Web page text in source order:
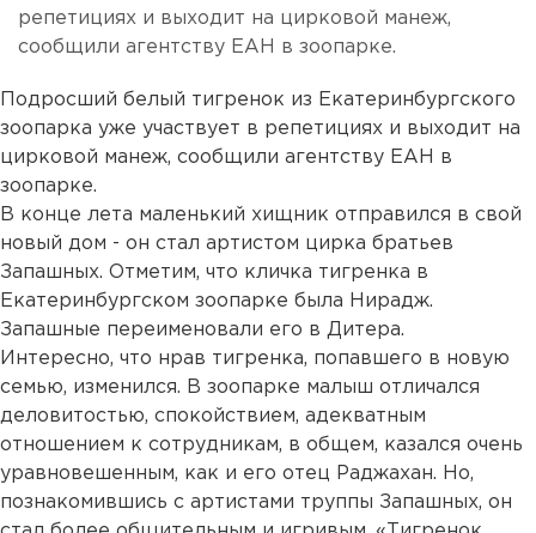
репетициях и выходит на цирковой манеж,
сообщили агентству ЕАН в зоопарке.
Подросший белый тигренок из Екатеринбургского
зоопарка уже участвует в репетициях и выходит на
цирковой манеж, сообщили агентству ЕАН в
зоопарке.
В конце лета маленький хищник отправился в свой
новый дом - он стал артистом цирка братьев
Запашных. Отметим, что кличка тигренка в
Екатеринбургском зоопарке была Нирадж.
Запашные переименовали его в Дитера.
Интересно, что нрав тигренка, попавшего в новую
семью, изменился. В зоопарке малыш отличался
деловитостью, спокойствием, адекватным
отношением к сотрудникам, в общем, казался очень
уравновешенным, как и его отец Раджахан. Но,
познакомившись с артистами труппы Запашных, он